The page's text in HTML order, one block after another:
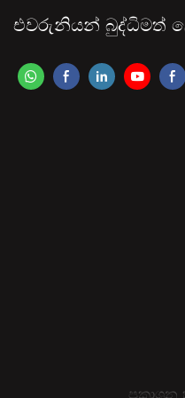
එවරුනියන් බුද්ධිමත්
ප්‍රකාශන